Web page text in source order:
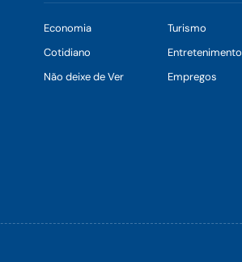
Economia Turismo
Cotidiano
Entretenimento
Não deixe de Ver
Empregos